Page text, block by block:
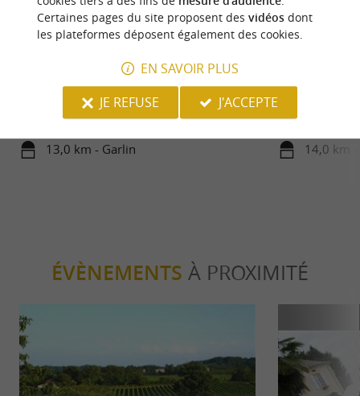
4 bonnes raisons de partir en vacances
dans le Vic-Bilh, ce territoire original
13,0 km - Garlin
Familiale
Madiran
14,0 km
ÉVÈNEMENTS À PROXIMITÉ
Certaines pages du site proposent des vidéosdont
les plateformes déposent également des cookies.
EN SAVOIR PLUS
JE REFUSE
J'ACCEPTE